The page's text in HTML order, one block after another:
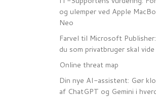
og ulemper ved Apple
Neo
Farvel til Microsoft
du som privatbruger skal vide
Online threat map
Din nye AI-assistent: Gør
af ChatGPT og Gemini i